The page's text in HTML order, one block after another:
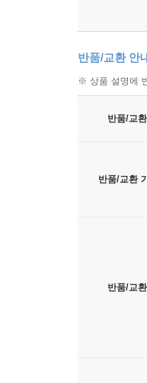
반품/교환 안
※ 상품 설명에
반품/교
반품/교환
반품/교